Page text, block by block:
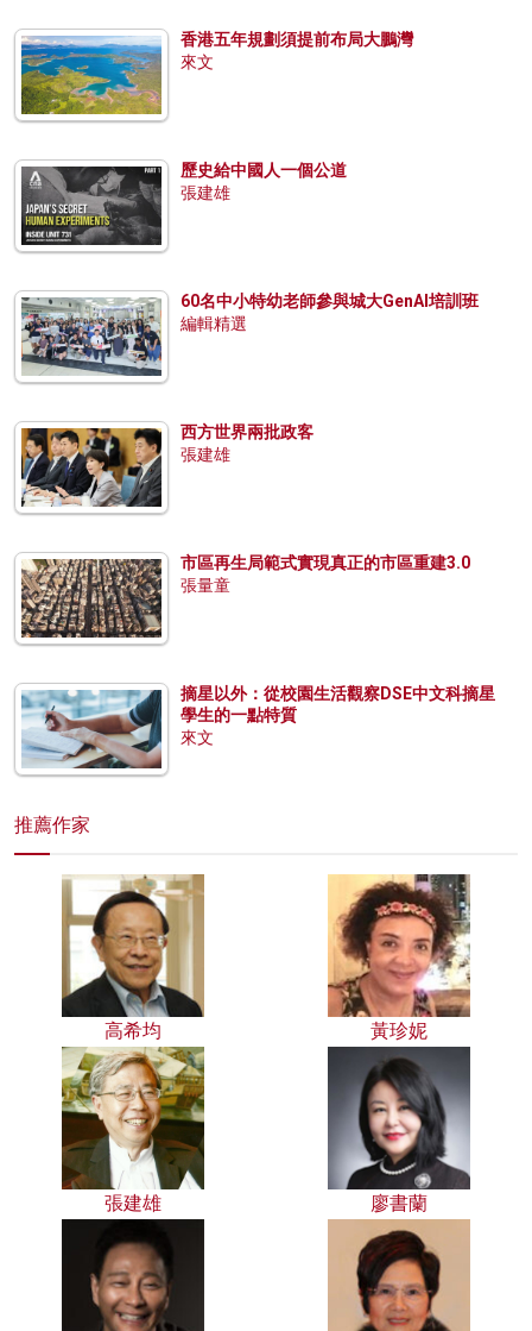
香港五年規劃須提前布局大鵬灣
來文
歷史給中國人一個公道
張建雄
60名中小特幼老師參與城大GenAI培訓班
編輯精選
西方世界兩批政客
張建雄
市區再生局範式實現真正的市區重建3.0
張量童
摘星以外：從校園生活觀察DSE中文科摘星
學生的一點特質
來文
推薦作家
高希均 黃珍妮
張建雄 廖書蘭